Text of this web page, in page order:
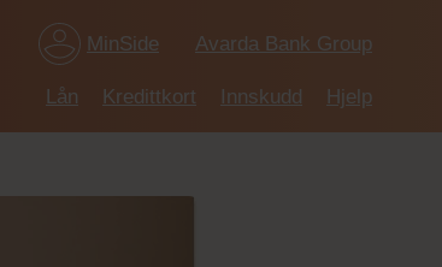
Lån Kredittkort Innskudd Hjelp
MinSide Avarda Bank Group